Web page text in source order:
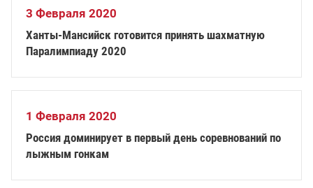
3 Февраля 2020
Ханты-Мансийск готовится принять шахматную
Паралимпиаду 2020
1 Февраля 2020
Россия доминирует в первый день соревнований по
лыжным гонкам